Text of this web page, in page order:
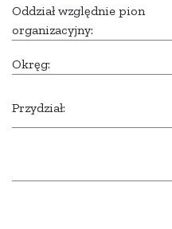
Oddział względnie pion
organizacyjny:
Okręg:
Przydział: